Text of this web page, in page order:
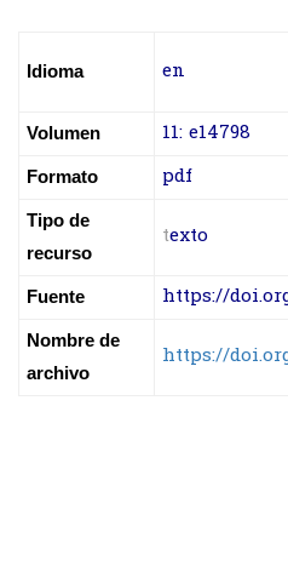
Idioma en
Volumen 11: e14798
Formato pdf
Tipo de
recurso
texto
Fuente https://
Nombre de
archivo
https://